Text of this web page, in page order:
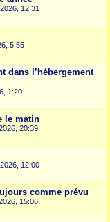
12:31
5:55
dans l’hébergement
1:20
le matin
20:39
12:00
comme prévu
15:06